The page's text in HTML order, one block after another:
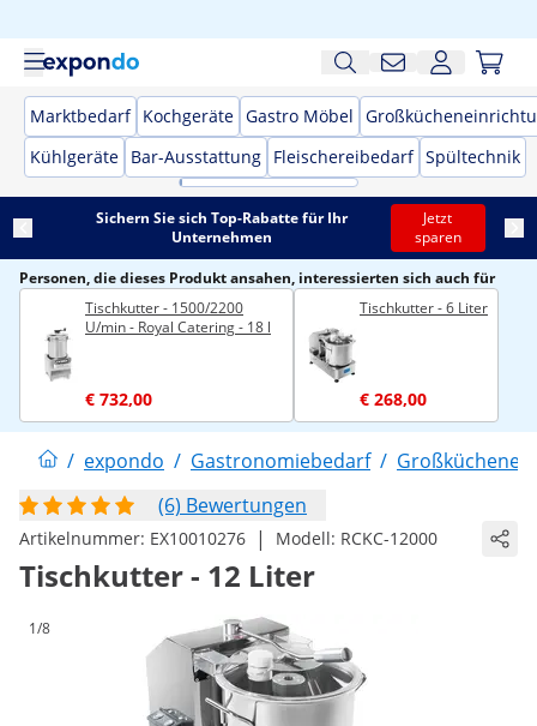
Marktbedarf Kochgeräte Gastro Möbel
Kühlgeräte Bar-Ausstattung Fleischereibedarf Spültechnik
Sichern Sie sich Top-Rabatte für Ihr
Unternehmen
Jetzt
sparen
Personen, die dieses Produkt ansahen, interessierten sich auch für
Tischkutter - 1500/2200
U/min - Royal Catering - 18 l
€ 732,00
Tischkutter - 6 Liter
€ 268,00
/ expondo / Gastronomiebedarf /
(6) Bewertungen
Artikelnummer: EX10010276 | Modell: RCKC-12000
Tischkutter - 12 Liter
1/8